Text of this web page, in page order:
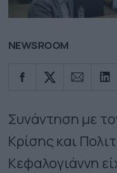
NEWSROOM
Συνάντηση με
Κρίσης και
Κεφαλογιάννη